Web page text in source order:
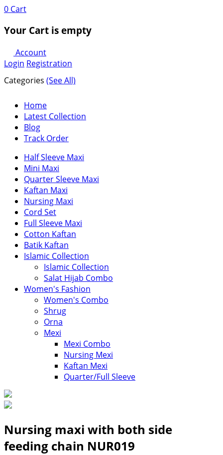
0 Cart
Your Cart is empty
Account
Login Registration
Categories (See All)
Home
Latest Collection
Blog
Track Order
Half Sleeve Maxi
Mini Maxi
Quarter Sleeve Maxi
Kaftan Maxi
Nursing Maxi
Cord Set
Full Sleeve Maxi
Cotton Kaftan
Batik Kaftan
Islamic Collection
Islamic Collection
Salat Hijab Combo
Women's Fashion
Women's Combo
Shrug
Orna
Mexi
Mexi Combo
Nursing Mexi
Kaftan Mexi
Quarter/Full Sleeve
Women Hoodies
Nursing maxi with both side
feeding chain NUR019